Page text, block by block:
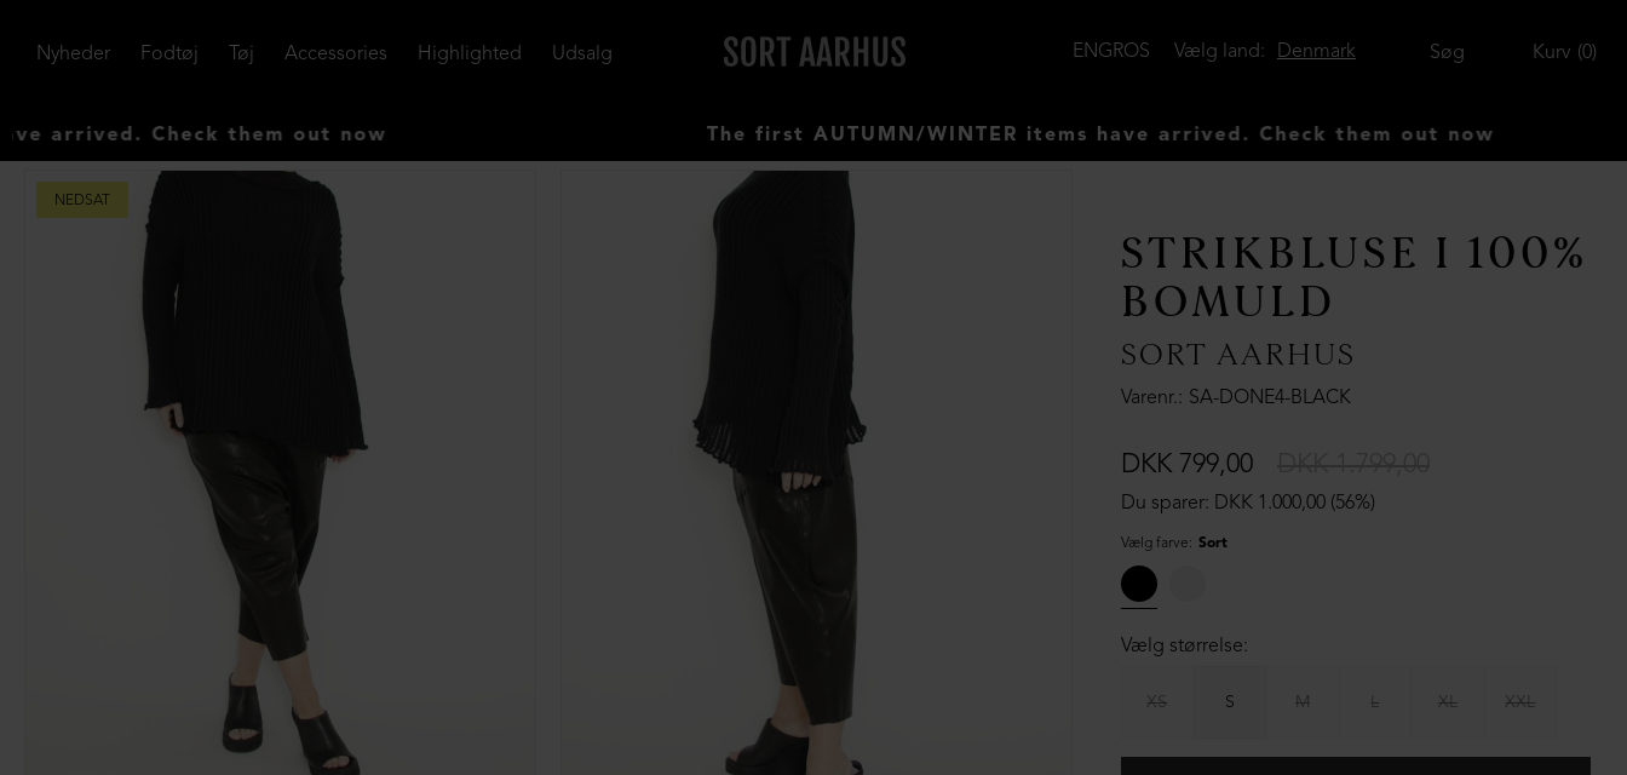
Nyheder Fodtøj Tøj Accessories Highlighted Udsalg Kurv 0
Søg
Denmark
Vælg land:
ENGROS
Check them out now The first AUTUMN/WINTER items have arrived. Check them out now
NEDSAT
STRIKBLUSE I 100%
BOMULD
SORT AARHUS
Varenr. SA-DONE4-BLACK
Du sparer: DKK 1.000,00 (56%)
DKK 799,00
Vælg farve: Sort
Vælg størrelse:
XS S M L XL XXL